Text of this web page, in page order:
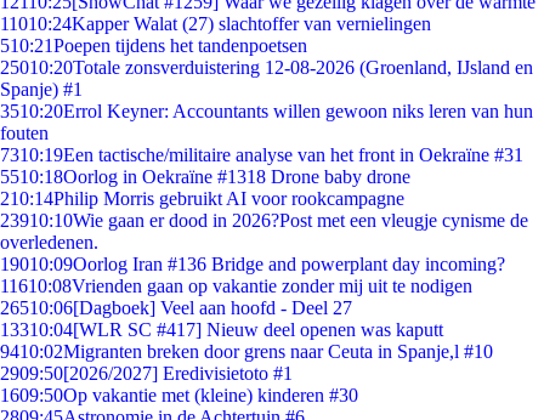
11010:24Kapper Walat (27) slachtoffer van vernielingen
510:21Poepen tijdens het tandenpoetsen
25010:20Totale zonsverduistering 12-08-2026 (Groenland, IJsland en
Spanje) #1
3510:20Errol Keyner: Accountants willen gewoon niks leren van hun
fouten
7310:19Een tactische/militaire analyse van het front in Oekraïne #31
5510:18Oorlog in Oekraïne #1318 Drone baby drone
210:14Philip Morris gebruikt AI voor rookcampagne
23910:10Wie gaan er dood in 2026?Post met een vleugje cynisme de
overledenen.
19010:09Oorlog Iran #136 Bridge and powerplant day incoming?
11610:08Vrienden gaan op vakantie zonder mij uit te nodigen
26510:06[Dagboek] Veel aan hoofd - Deel 27
13310:04[WLR SC #417] Nieuw deel openen was kaputt
9410:02Migranten breken door grens naar Ceuta in Spanje,l #10
2909:50[2026/2027] Eredivisietoto #1
1609:50Op vakantie met (kleine) kinderen #30